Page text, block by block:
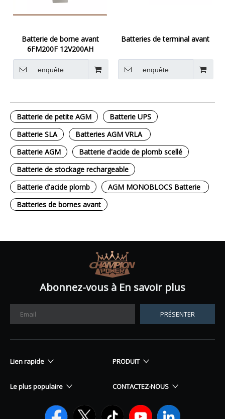
Batterie de borne avant
6FM200F 12V200AH
enquête
Batteries de terminal avant
enquête
Batterie de petite AGM
Batterie UPS
Batterie SLA
Batteries AGM VRLA
Batterie AGM
Batterie d'acide de plomb scellé
Batterie de stockage rechargeable
Batterie d'acide plomb
AGM MONOBLOCS Batterie
Batteries de bornes avant
Abonnez-vous à En savoir plus
PRÉSENTER
Lien rapide PRODUIT
Le plus populaire CONTACTEZ-NOUS